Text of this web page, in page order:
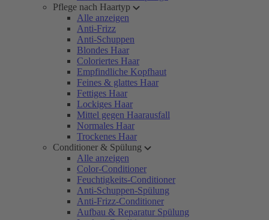
Pflege nach Haartyp
Alle anzeigen
Anti-Frizz
Anti-Schuppen
Blondes Haar
Coloriertes Haar
Empfindliche Kopfhaut
Feines & glattes Haar
Fettiges Haar
Lockiges Haar
Mittel gegen Haarausfall
Normales Haar
Trockenes Haar
Conditioner & Spülung
Alle anzeigen
Color-Conditioner
Feuchtigkeits-Conditioner
Anti-Schuppen-Spülung
Anti-Frizz-Conditioner
Aufbau & Reparatur Spülung